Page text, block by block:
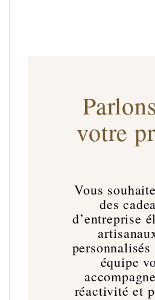
votre
Vous
des
d’entreprise
équipe
réactivité et